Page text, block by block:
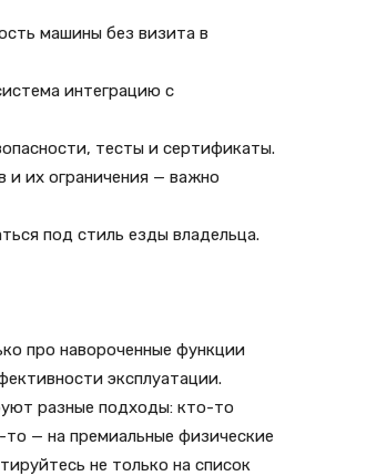
машины без визита в
интеграцию с
тесты и сертификаты.
и их ограничения — важно
под стиль езды владельца.
про навороченные функции
эксплуатации.
разные подходы: кто-то
— на премиальные физические
не только на список